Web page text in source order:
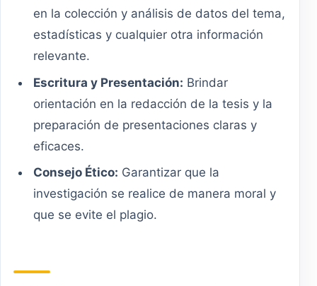
en la colección y análisis de datos del tema,
estadísticas y cualquier otra información
relevante.
Escritura y Presentación: Brindar
orientación en la redacción de la tesis y la
preparación de presentaciones claras y
eficaces.
Consejo Ético: Garantizar que la
investigación se realice de manera moral y
que se evite el plagio.